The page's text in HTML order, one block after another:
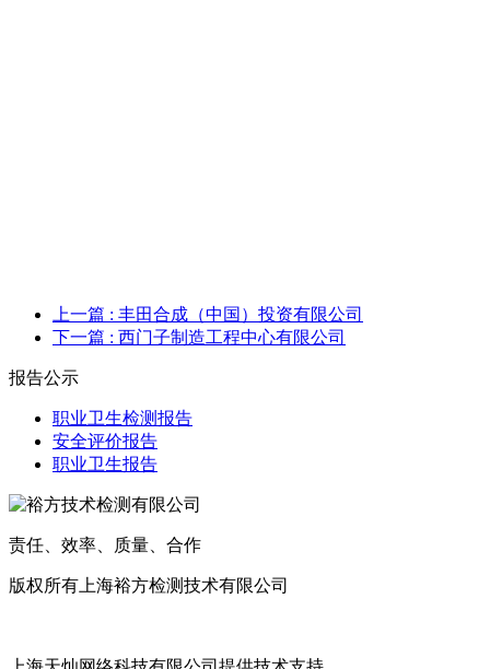
上一篇 : 丰田合成（中国）投资有限公司
下一篇 : 西门子制造工程中心有限公司
报告公示
职业卫生检测报告
安全评价报告
职业卫生报告
责任、效率、质量、合作
版权所有上海裕方检测技术有限公司